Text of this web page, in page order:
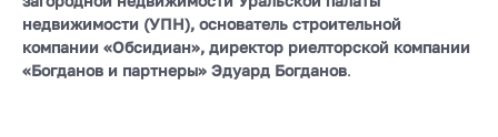
недвижимости (УПН), основатель строительной
компании «Обсидиан», директор риелторской компании
«Богданов и партнеры» Эдуард Богданов.